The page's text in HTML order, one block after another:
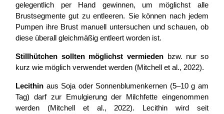
gelegentlich per Hand gewinnen, um möglichst alle
Brustsegmente gut zu entleeren. Sie können nach jedem
Pumpen ihre Brust manuell untersuchen und schauen, ob
diese überall gleichmäßig entleert worden ist.
Stillhütchen sollten möglichst vermieden bzw. nur so
kurz wie möglich verwendet werden (Mitchell et al., 2022).
Lecithin aus Soja oder Sonnenblumenkernen (5–10 g am
Tag) darf zur Emulgierung der Milchfette eingenommen
werden (Mitchell et al., 2022). Lecithin wird seit